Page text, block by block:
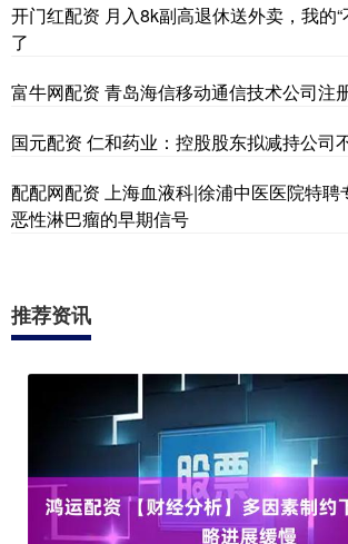
开门红配资 月入8k副高退休送外卖，我的“
了
富牛网配资 青岛海信移动通信技术公司注
国元配资 仁和药业：控股股东拟减持公司
配配网配资 上海血液科|徐浦中医医院特聘
恶性淋巴瘤的早期信号
推荐资讯